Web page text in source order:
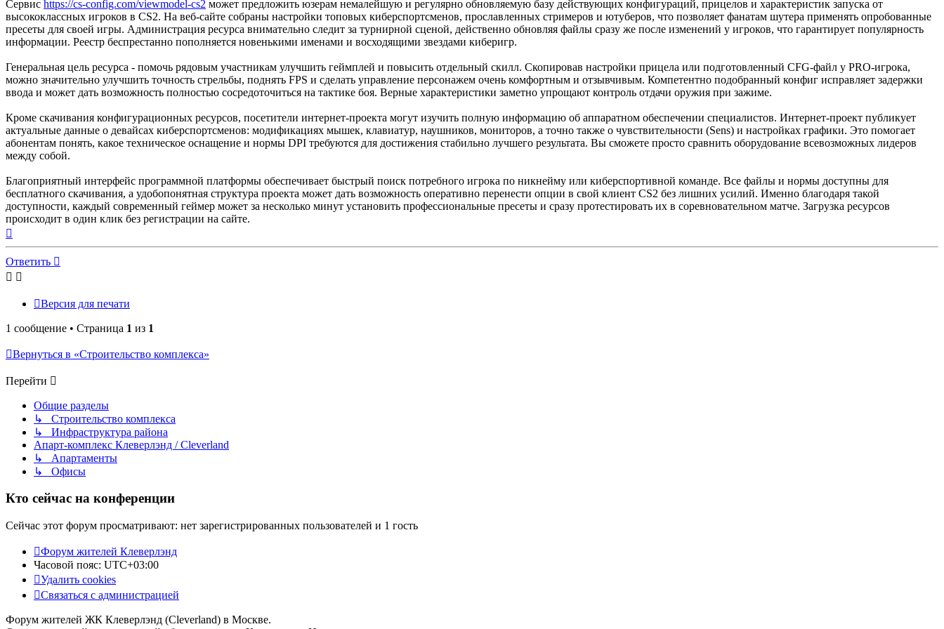
Сервис https://cs-config.com/viewmodel-cs2 может предложить юзерам немалейшую и регулярно обновляемую базу действующих конфигураций, прицелов и характеристик запуска от
высококлассных игроков в CS2. На веб-сайте собраны настройки топовых киберспортсменов, прославленных стримеров и ютуберов, что позволяет фанатам шутера применять опробованные
пресеты для своей игры. Администрация ресурса внимательно следит за турнирной сценой, действенно обновляя файлы сразу же после изменений у игроков, что гарантирует популярность
информации. Реестр беспрестанно пополняется новенькими именами и восходящими звездами киберигр.
Генеральная цель ресурса - помочь рядовым участникам улучшить геймплей и повысить отдельный скилл. Скопировав настройки прицела или подготовленный CFG-файл у PRO-игрока,
можно значительно улучшить точность стрельбы, поднять FPS и сделать управление персонажем очень комфортным и отзывчивым. Компетентно подобранный конфиг исправляет задержки
ввода и может дать возможность полностью сосредоточиться на тактике боя. Верные характеристики заметно упрощают контроль отдачи оружия при зажиме.
Кроме скачивания конфигурационных ресурсов, посетители интернет-проекта могут изучить полную информацию об аппаратном обеспечении специалистов. Интернет-проект публикует
актуальные данные о девайсах киберспортсменов: модификациях мышек, клавиатур, наушников, мониторов, а точно также о чувствительности (Sens) и настройках графики. Это помогает
абонентам понять, какое техническое оснащение и нормы DPI требуются для достижения стабильно лучшего результата. Вы сможете просто сравнить оборудование всевозможных лидеров
между собой.
Благоприятный интерфейс программной платформы обеспечивает быстрый поиск потребного игрока по никнейму или киберспортивной команде. Все файлы и нормы доступны для
бесплатного скачивания, а удобопонятная структура проекта может дать возможность оперативно перенести опции в свой клиент CS2 без лишних усилий. Именно благодаря такой
доступности, каждый современный геймер может за несколько минут установить профессиональные пресеты и сразу протестировать их в соревновательном матче. Загрузка ресурсов
происходит в один клик без регистрации на сайте.
началу
Ответить
Версия для печати
1 сообщение • Страница 1 из 1
Вернуться в «Строительство комплекса»
Перейти
Общие разделы
↳ Строительство комплекса
↳ Инфраструктура района
Апарт-комплекс Клеверлэнд / Cleverland
↳ Апартаменты
↳ Офисы
Кто сейчас на конференции
Сейчас этот форум просматривают: нет зарегистрированных пользователей и 1 гость
Форум жителей Клеверлэнд
Часовой пояс: UTC+03:00
Удалить cookies
Связаться с администрацией
Форум жителей ЖК Клеверлэнд (Cleverland) в Москве.